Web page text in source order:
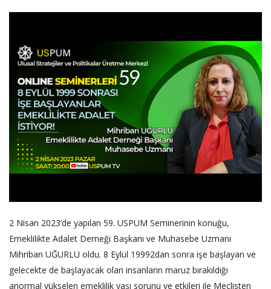
2 Nisan 2023’de yapılan 59. USPUM Seminerinin konuğu,
Emeklilikte Adalet Derneği Başkanı ve Muhasebe Uzmanı
Mihriban UĞURLU oldu. 8 Eylül 19992dan sonra işe başlayan ve
gelecekte de başlayacak olan insanların maruz bırakıldığı
anormal yükselen emeklilik yaşı sorunu ve etkileri ile Meclisten